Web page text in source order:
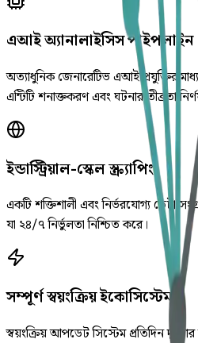
এআই অ্যানালাইসিস পাইপলাইন
অত্যাধুনিক জেনারেটিভ এআই প্রযুক্তির
এন্টিটি শনাক্তকরণ এবং ঘটনার তীব্রতা
ইন্ডাস্ট্রিয়াল-স্কেল স্ক্র্যাপিং
একটি শক্তিশালী এবং নির্ভরযোগ্য ডেটা
যা ২৪/৭ নির্ভুলতা নিশ্চিত করে।
সম্পূর্ণ স্বয়ংক্রিয় ইকোসিস্টেম
স্বয়ংক্রিয় আপডেট সিস্টেম প্রতিদিন দুইবার